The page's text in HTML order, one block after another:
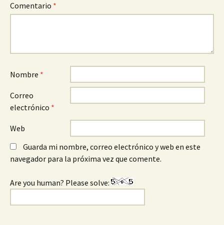
Comentario *
Nombre *
Correo
electrónico *
Web
Guarda mi nombre, correo electrónico y web en este
navegador para la próxima vez que comente.
Are you human? Please solve: